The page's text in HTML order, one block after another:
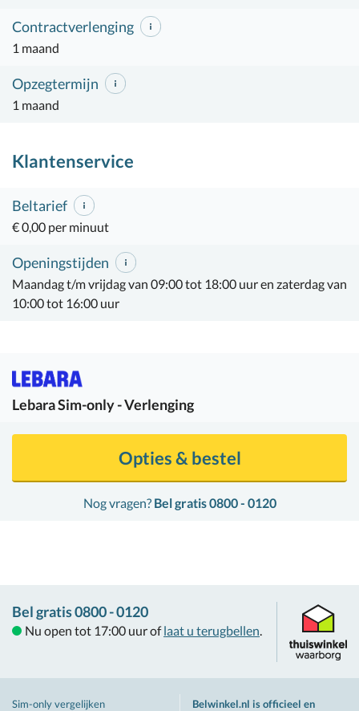
Contractverlenging
1 maand
Opzegtermijn
1 maand
Klantenservice
Beltarief
€ 0,00 per minuut
Openingstijden
Maandag t/m vrijdag van 09:00 tot 18:00 uur en zaterdag van
10:00 tot 16:00 uur
LebaraSim-only - Verlenging
Nog vragen? Bel gratis 0800 - 0120
Opties & bestel
Bel gratis 0800 - 0120
Nu open tot 17:00 uur of laat u terugbellen.
Sim-only vergelijken Belwinkel.nl is officieel en